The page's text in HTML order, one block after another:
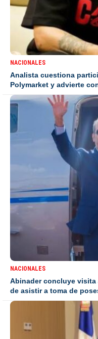
NACIONALES
Analista cuestiona
Polymarket y advierte
NACIONALES
Abinader concluye visita
de asistir a toma de